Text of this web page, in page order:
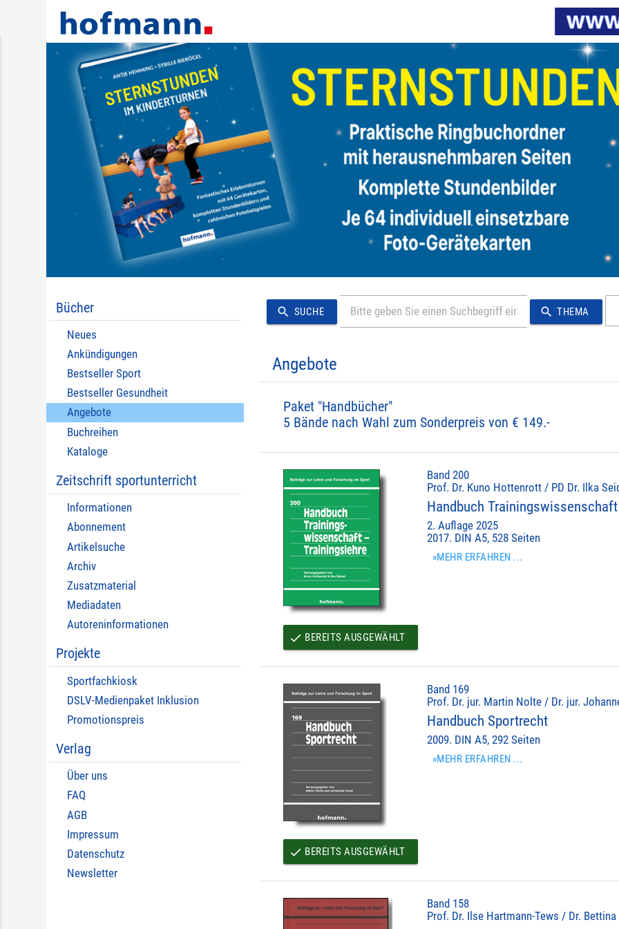
Bücher
Neues
Ankündigungen
Bestseller Sport
Bestseller Gesundheit
Angebote
Buchreihen
Kataloge
Zeitschrift sportunterricht
Informationen
Abonnement
Artikelsuche
Archiv
Zusatzmaterial
Mediadaten
Autoreninformationen
Projekte
Sportfachkiosk
DSLV-Medienpaket Inklusion
Promotionspreis
Verlag
Über uns
FAQ
AGB
Impressum
Datenschutz
Newsletter
search SUCHE search THEMA
Angebote
Paket "Handbücher"
5 Bände nach Wahl zum Sonderpreis von € 149.-
Band 200
Prof. Dr. Kuno Hottenrott / PD Dr. Ilka
Handbuch
2. Auflage 2025
2017. DIN A5, 528 Seiten
»MEHR ERFAHREN ...
done BEREITS AUSGEWÄHLT
Band 169
Prof. Dr. jur. Martin Nolte / Dr. jur.
Handbuch Sportrecht
2009. DIN A5, 292 Seiten
»MEHR ERFAHREN ...
done BEREITS AUSGEWÄHLT
Band 158
Prof. Dr. Ilse Hartmann-Tews / Dr.